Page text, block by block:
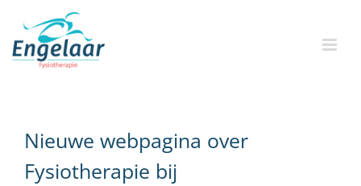
content
Nieuwe webpagina over
Fysiotherapie bij